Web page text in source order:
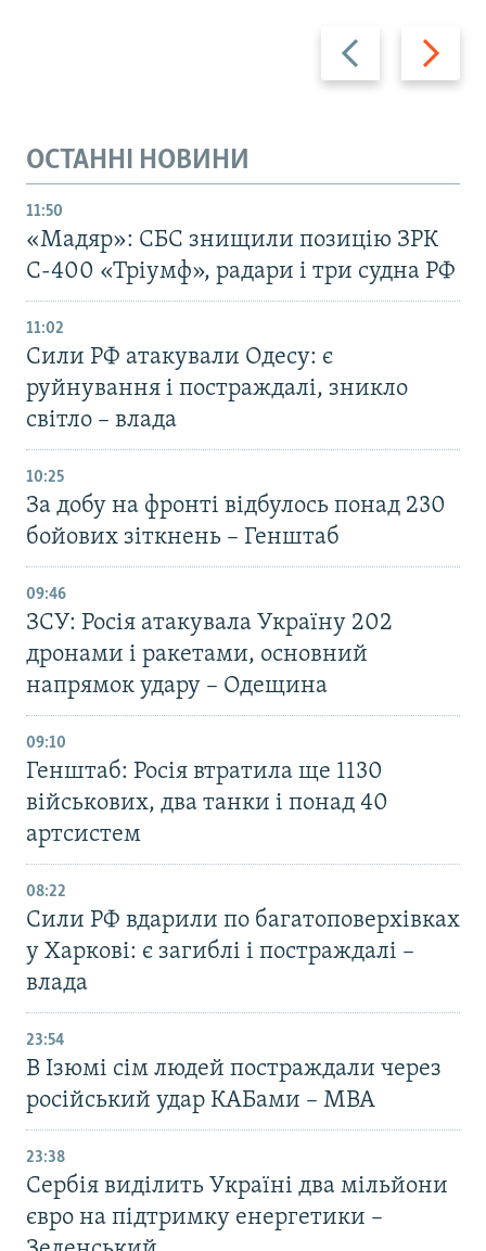
Назад Вперед
ОСТАННІ НОВИНИ
11:50
«Мадяр»: СБС знищили позицію ЗРК
С-400 «Тріумф», радари і три судна РФ
11:02
Сили РФ атакували Одесу: є
руйнування і постраждалі, зникло
світло – влада
10:25
За добу на фронті відбулось понад 230
бойових зіткнень – Генштаб
09:46
ЗСУ: Росія атакувала Україну 202
дронами і ракетами, основний
напрямок удару – Одещина
09:10
Генштаб: Росія втратила ще 1130
військових, два танки і понад 40
артсистем
08:22
Сили РФ вдарили по багатоповерхівках
у Харкові: є загиблі і постраждалі –
влада
23:54
В Ізюмі сім людей постраждали через
російський удар КАБами – МВА
23:38
Сербія виділить Україні два мільйони
євро на підтримку енергетики –